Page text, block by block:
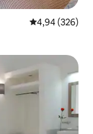
4,94 de uma
4,94 (326)